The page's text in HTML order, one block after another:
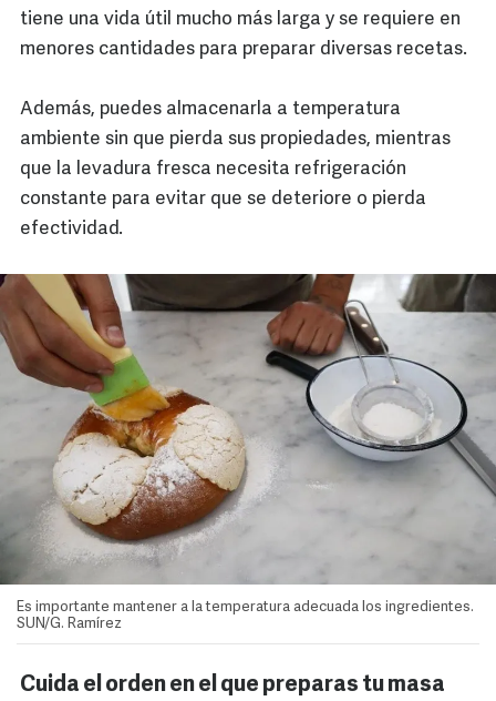
tiene una vida útil mucho más larga y se requiere en
menores cantidades para preparar diversas recetas.
Además, puedes almacenarla a temperatura
ambiente sin que pierda sus propiedades, mientras
que la levadura fresca necesita refrigeración
constante para evitar que se deteriore o pierda
efectividad.
Es importante mantener a la temperatura adecuada los ingredientes.
SUN/G. Ramírez
Cuida el orden en el que preparas tu masa